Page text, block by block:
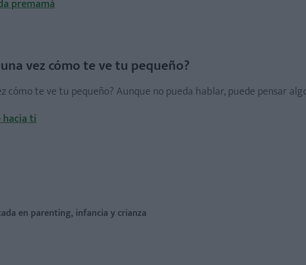
premamá
vez cómo te ve tu pequeño?
cómo te ve tu pequeño? Aunque no pueda hablar, puede pensar
hacia ti
en parenting, infancia y crianza